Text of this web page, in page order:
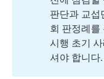
판단과 교섭
회 판정례를
시행 초기
셔야 합니다.